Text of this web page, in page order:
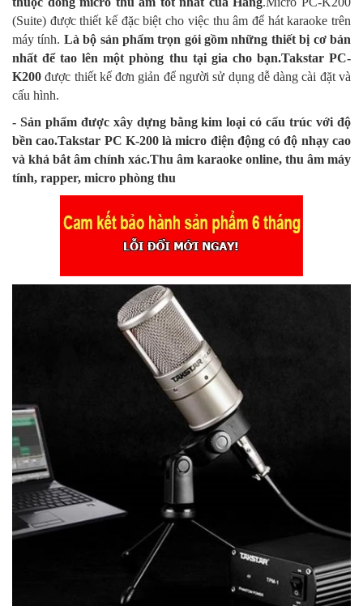
(Suite) được thiết kế đặc biệt cho việc thu âm để hát karaoke trên
máy tính. Là bộ sản phẩm trọn gói gồm những thiết bị cơ bản
nhất để tao lên một phòng thu tại gia cho bạn.Takstar PC-
K200 được thiết kế đơn giản để người sử dụng dễ dàng cài đặt và
cấu hình.
- Sản phẩm được xây dựng bằng kim loại có cấu trúc với độ
bền cao.Takstar PC K-200 là micro điện động có độ nhạy cao
và khả bắt âm chính xác.Thu âm karaoke online, thu âm máy
tính, rapper, micro phòng thu